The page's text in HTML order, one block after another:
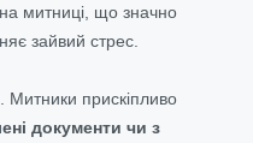
митниці, що значно
зайвий стрес.
Митники прискіпливо
документи чи з